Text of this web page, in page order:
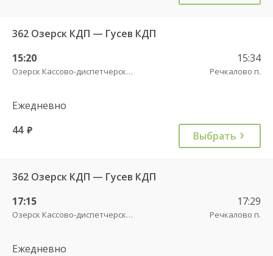
362 Озерск КДП — Гусев КДП
15:20
Озерск Кассово-диспетчерский пункт
15:34
Речкалово п.
Ежедневно
44 руб. Выбрать
362 Озерск КДП — Гусев КДП
17:15
Озерск Кассово-диспетчерский пункт
17:29
Речкалово п.
Ежедневно